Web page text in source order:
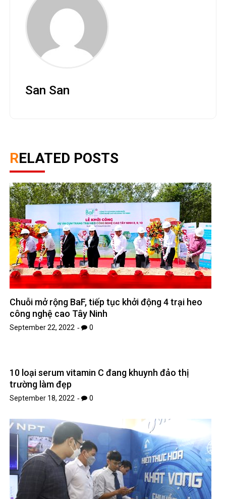
San San
RELATED POSTS
Chuỗi mở rộng BaF, tiếp tục khởi động 4 trại heo
công nghệ cao Tây Ninh
September 22, 2022 0
10 loại serum vitamin C đang khuynh đảo thị
trường làm đẹp
September 18, 2022 0